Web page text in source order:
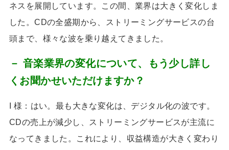
ネスを展開しています。この間、業界は大きく変化しま
した。CDの全盛期から、ストリーミングサービスの台
頭まで、様々な波を乗り越えてきました。
－ 音楽業界の変化について、もう少し詳し
くお聞かせいただけますか？
I 様：はい。最も大きな変化は、デジタル化の波です。
CDの売上が減少し、ストリーミングサービスが主流に
なってきました。これにより、収益構造が大きく変わり